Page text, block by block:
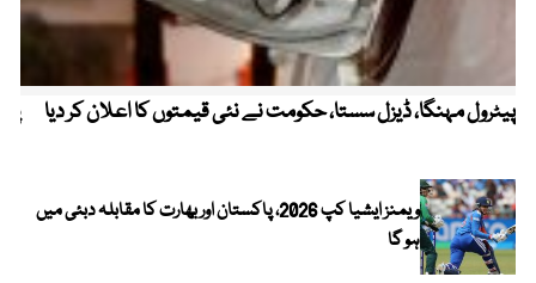
پیٹرول مہنگا، ڈیزل سستا، حکومت نے نئی قیمتوں کا اعلان کر دیا
ویمنز ایشیا کپ 2026، پاکستان اور بھارت کا مقابلہ دبئی میں
ہو گا